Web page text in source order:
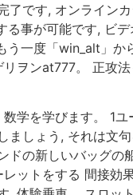
了です, オンライ
事が可能です, ビ
一度「win_alt」
ヲンat777。 正攻
学を学びます。 1
しょう, それは文
の新しいバッグ
ットをする 間接